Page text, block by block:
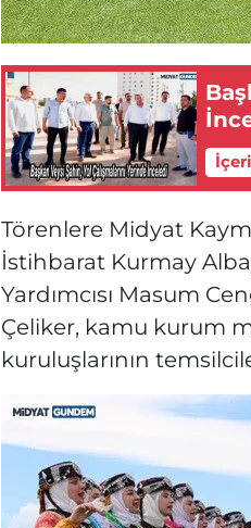
Törenlere Midyat
İstihbarat Kurmay
Yardımcısı Masum
Çeliker, kamu kurum
kuruluşlarının